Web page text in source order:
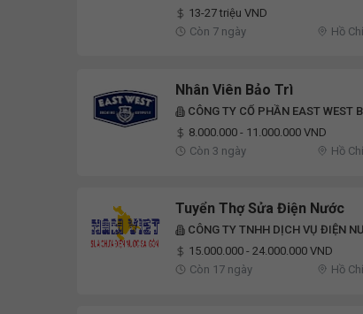
13-27 triệu VND
Còn 7 ngày
Hồ
Nhân Viên Bảo Trì
CÔNG TY CỔ PHẦN EAST WEST
8.000.000 - 11.000.000 VND
Còn 3 ngày
Hồ
Tuyển Thợ Sửa Điện Nước
CÔNG TY TNHH DỊCH VỤ ĐIỆN
15.000.000 - 24.000.000 VND
Còn 17 ngày
Hồ